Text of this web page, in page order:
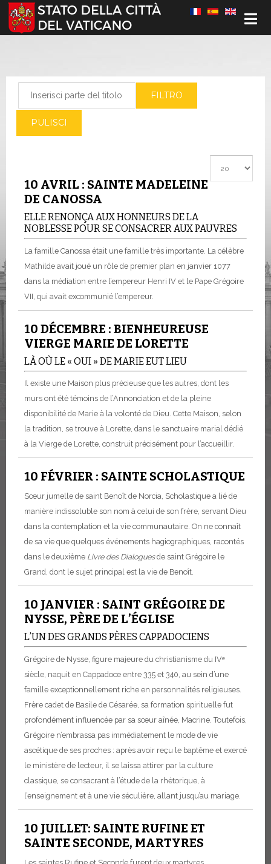
Seleziona la tua lingua
FILTRO
PULISCI
10 AVRIL : SAINTE MADELEINE
DE CANOSSA
ELLE RENONÇA AUX HONNEURS DE LA
NOBLESSE POUR SE CONSACRER AUX PAUVRES
La famille Canossa était une famille très importante. La célèbre
Mathilde avait joué un rôle de premier plan en janvier 1077
dans la médiation entre l’empereur Henri IV et le Pape Grégoire
VII, qui avait excommunié l’empereur.
10 DÉCEMBRE : BIENHEUREUSE
VIERGE MARIE DE LORETTE
LÀ OÙ LE « OUI » DE MARIE EUT LIEU
Il existe une Maison plus précieuse que les autres, dont les
murs ont été témoins de l’Annonciation et de la pleine
disponibilité de Marie à la volonté de Dieu. Cette Maison, selon
la tradition, se trouve à Lorette, dans le sanctuaire marial dédié
à la Vierge de Lorette, construit précisément pour l’accueillir.
10 FÉVRIER : SAINTE SCHOLASTIQUE
Sœur jumelle de saint Benoît de Norcia, Scholastique a lié de
manière indissoluble son nom à celui de son frère, servant Dieu
dans la contemplation et la vie communautaire. On ne connaît
de sa vie que quelques événements hagiographiques, racontés
dans le deuxième Livre des Dialoguesde saint Grégoire le
Grand, dont le sujet principal est la vie de Benoît.
10 JANVIER : SAINT GRÉGOIRE DE
NYSSE, PÈRE DE L’ÉGLISE
L’UN DES GRANDS PÈRES CAPPADOCIENS
Grégoire de Nysse, figure majeure du christianisme du IVᵉ
siècle, naquit en Cappadoce entre 335 et 340, au sein d’une
famille exceptionnellement riche en personnalités religieuses.
Frère cadet de Basile de Césarée, sa formation spirituelle fut
profondément influencée par sa sœur aînée, Macrine. Toutefois,
Grégoire n’embrassa pas immédiatement le mode de vie
ascétique de ses proches : après avoir reçu le baptême et exercé
le ministère de lecteur, il se laissa attirer par la culture
classique, se consacrant à l’étude de la rhétorique, à
l’enseignement et à une vie séculière, allant jusqu’au mariage.
10 JUILLET: SAINTE RUFINE ET
SAINTE SECONDE, MARTYRES